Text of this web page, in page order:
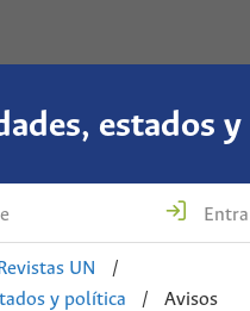
estados
UN
/
y política
/ Avisos